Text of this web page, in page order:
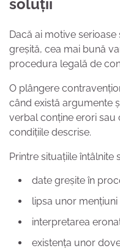
soluții
Dacă ai motive
greșită, cea mai bună
procedura legală de
O plângere
când există argumente
verbal conține erori sau
condițiile descrise.
Printre situațiile întâlnite
date greșite în
lipsa unor
interpretarea
existența unor